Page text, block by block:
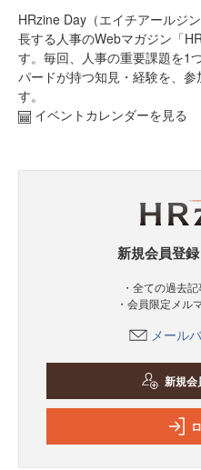
HRzine Day（エイチアールジ
長する人事のWebマガジン「
す。毎回、人事の重要課題を1
パードが持つ知見・経験を、
す。
イベントカレンダーを見る
新規会員登録
・全ての過去
・会員限定メル
メール
新規会